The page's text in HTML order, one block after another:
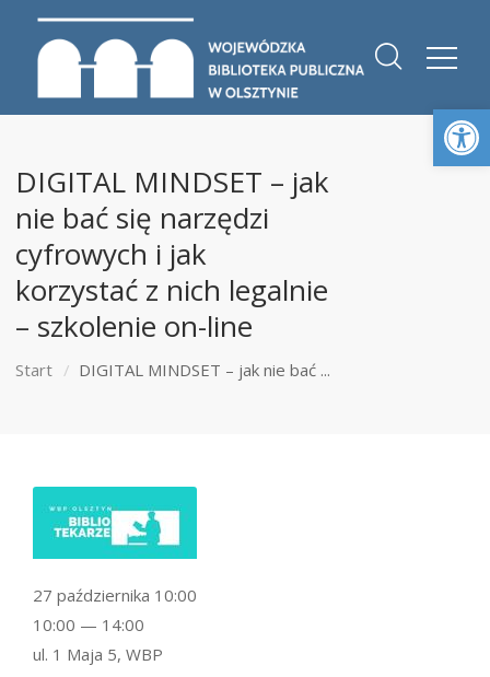
DIGITAL MINDSET – jak
nie bać się narzędzi
cyfrowych i jak
korzystać z nich legalnie
– szkolenie on-line
Start DIGITAL MINDSET – jak nie bać ...
27 października 10:00
10:00 — 14:00
ul. 1 Maja 5, WBP